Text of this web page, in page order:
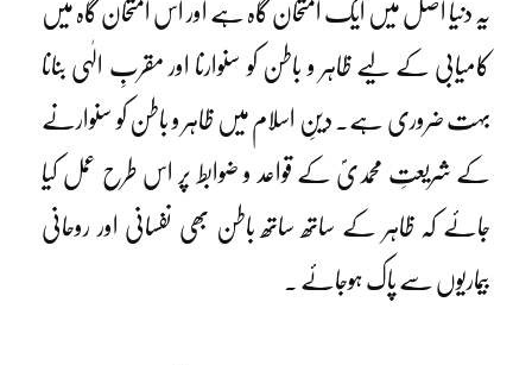
یہ دنیا اصل میں ایک امتحان گاہ ہے اور اس امتحان گاہ میں
کامیابی کے لیے ظاہر و باطن کو سنوارنا اور مقربِ الٰہی بنانا
بہت ضروری ہے۔ دینِ اسلام میں ظاہر و باطن کو سنوارنے
کے شریعتِ محمدیؐ کے قواعد و ضوابط پر اس طرح عمل کیا
جائے کہ ظاہر کے ساتھ ساتھ باطن بھی نفسانی اور روحانی
بیماریوں سے پاک ہوجائے ۔